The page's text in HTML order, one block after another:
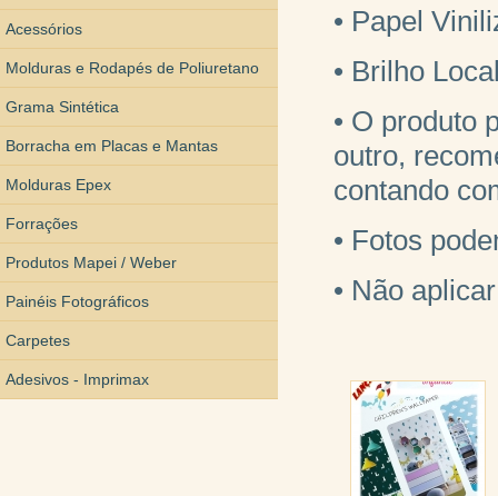
Acessórios
Molduras e Rodapés de Poliuretano
Grama Sintética
Borracha em Placas e Mantas
Molduras Epex
Forrações
Produtos Mapei / Weber
Painéis Fotográficos
Carpetes
Adesivos - Imprimax
• Papel
• Brilho
• O produto
outro,
contando
• Fotos
• Não